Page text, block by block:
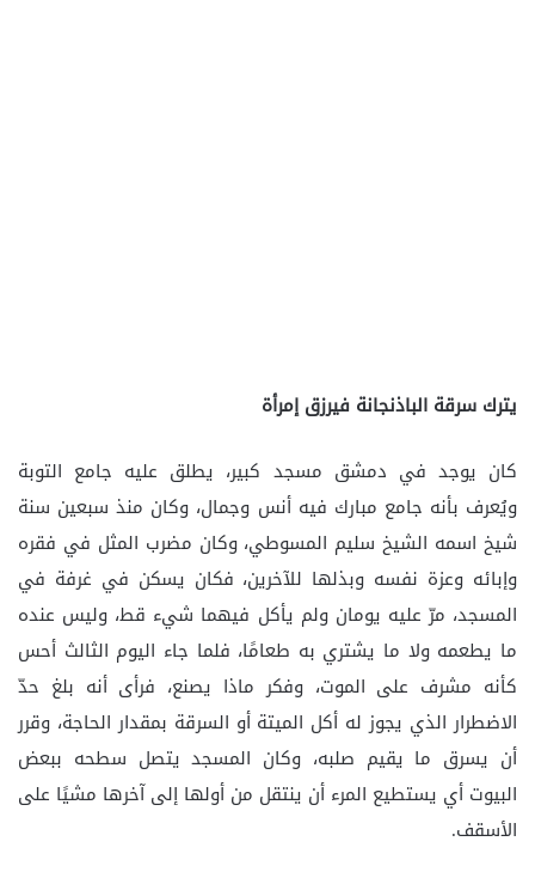
يترك سرقة الباذنجانة فيرزق إمرأة
كان يوجد في دمشق مسجد كبير، يطلق عليه جامع التوبة
ويُعرف بأنه جامع مبارك فيه أنس وجمال، وكان منذ سبعين سنة
شيخ اسمه الشيخ سليم المسوطي، وكان مضرب المثل في فقره
وإبائه وعزة نفسه وبذلها للآخرين، فكان يسكن في غرفة في
المسجد، مرّ عليه يومان ولم يأكل فيهما شيء قط، وليس عنده
ما يطعمه ولا ما يشتري به طعامًا، فلما جاء اليوم الثالث أحس
كأنه مشرف على الموت، وفكر ماذا يصنع، فرأى أنه بلغ حدّ
الاضطرار الذي يجوز له أكل الميتة أو السرقة بمقدار الحاجة، وقرر
أن يسرق ما يقيم صلبه، وكان المسجد يتصل سطحه ببعض
البيوت أي يستطيع المرء أن ينتقل من أولها إلى آخرها مشيًا على
الأسقف.